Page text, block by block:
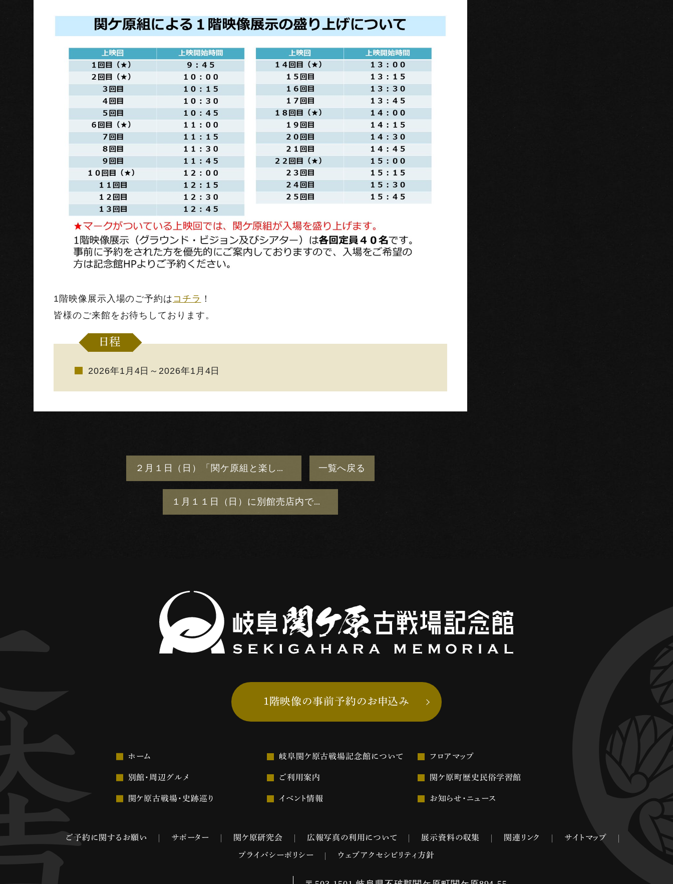
1階映像展示入場のご予約は コチラ ！
皆様のご来館をお待ちしております。
日程
2026年1月4日～2026年1月4日
２月１日（日）「関ケ原組と楽しもう！親子で関ケ原」〜戦国時代へ いざ！出陣〜 を開催します 一覧へ戻る
１月１１日（日）に別館売店内でイベントを開催します
1階映像の事前予約のお申込み
ホーム 岐阜関ケ原古戦場記念館について フロアマップ
別館・周辺グルメ ご利用案内 関ケ原町歴史民俗学習館
関ケ原古戦場・史跡巡り イベント情報 お知らせ・ニュース
ご予約に関するお願い サポーター 関ケ原研究会 広報写真の利用について 展示資料の収集 関連リンク サイトマップ
プライバシーポリシー ウェブアクセシビリティ方針